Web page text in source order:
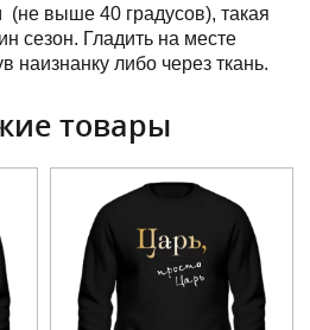
выше 40 градусов), такая
сезон. Гладить на месте
наизнанку либо через ткань.
товары